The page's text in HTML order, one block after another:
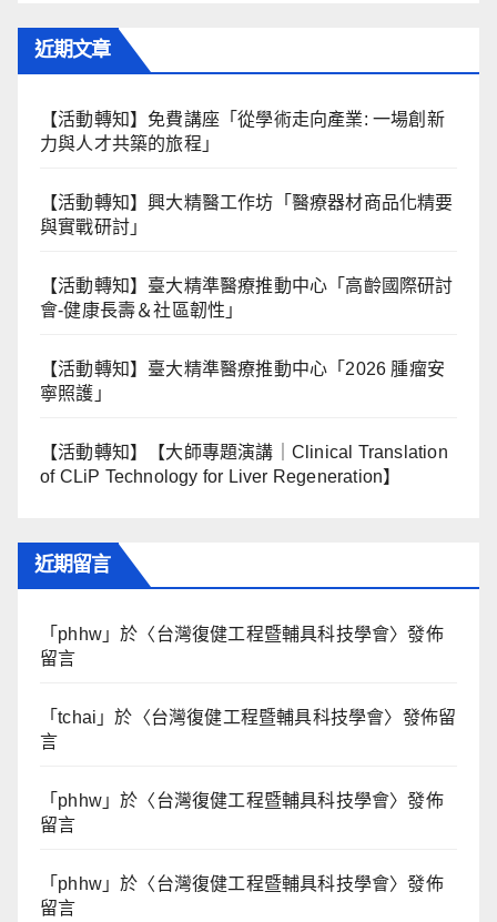
近期文章
【活動轉知】免費講座「從學術走向產業: ⼀場創新
力與⼈才共築的旅程」
【活動轉知】興大精醫工作坊「醫療器材商品化精要
與實戰研討」
【活動轉知】臺大精準醫療推動中心「高齡國際研討
會-健康長壽＆社區韌性」
【活動轉知】臺大精準醫療推動中心「2026 腫瘤安
寧照護」
【活動轉知】【大師專題演講｜Clinical Translation
of CLiP Technology for Liver Regeneration】
近期留言
「 phhw 」於〈台灣復健工程暨輔具科技學會〉發佈
留言
「tchai 」於〈台灣復健工程暨輔具科技學會〉發佈留
言
「 phhw 」於〈台灣復健工程暨輔具科技學會〉發佈
留言
「 phhw 」於〈台灣復健工程暨輔具科技學會〉發佈
留言